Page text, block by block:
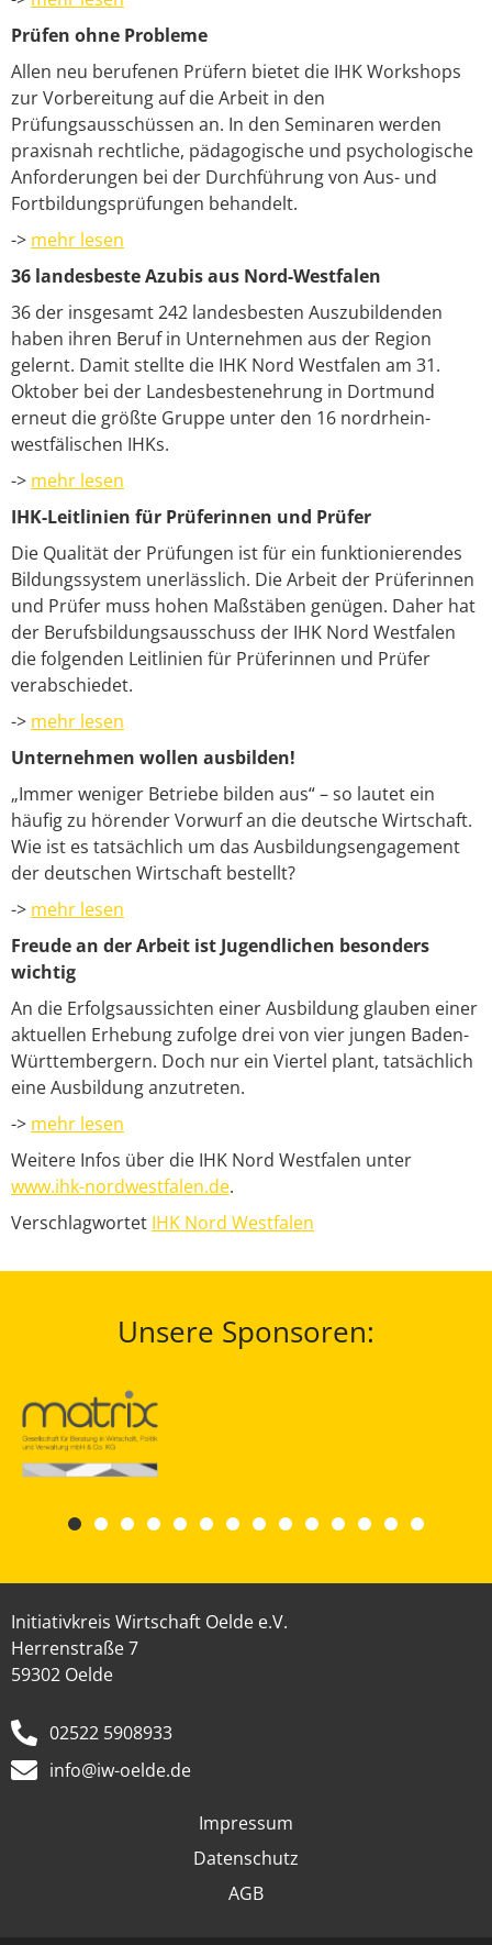
Prüfen ohne Probleme
Allen neu berufenen Prüfern bietet die IHK Workshops
zur Vorbereitung auf die Arbeit in den
Prüfungsausschüssen an. In den Seminaren werden
praxisnah rechtliche, pädagogische und psychologische
Anforderungen bei der Durchführung von Aus- und
Fortbildungsprüfungen behandelt.
-> mehr lesen
36 landesbeste Azubis aus Nord-Westfalen
36 der insgesamt 242 landesbesten Auszubildenden
haben ihren Beruf in Unternehmen aus der Region
gelernt. Damit stellte die IHK Nord Westfalen am 31.
Oktober bei der Landesbestenehrung in Dortmund
erneut die größte Gruppe unter den 16 nordrhein-
westfälischen IHKs.
-> mehr lesen
IHK-Leitlinien für Prüferinnen und Prüfer
Die Qualität der Prüfungen ist für ein funktionierendes
Bildungssystem unerlässlich. Die Arbeit der Prüferinnen
und Prüfer muss hohen Maßstäben genügen. Daher hat
der Berufsbildungsausschuss der IHK Nord Westfalen
die folgenden Leitlinien für Prüferinnen und Prüfer
verabschiedet.
-> mehr lesen
Unternehmen wollen ausbilden!
„Immer weniger Betriebe bilden aus“ – so lautet ein
häufig zu hörender Vorwurf an die deutsche Wirtschaft.
Wie ist es tatsächlich um das Ausbildungsengagement
der deutschen Wirtschaft bestellt?
-> mehr lesen
Freude an der Arbeit ist Jugendlichen besonders
wichtig
An die Erfolgsaussichten einer Ausbildung glauben einer
aktuellen Erhebung zufolge drei von vier jungen Baden-
Württembergern. Doch nur ein Viertel plant, tatsächlich
eine Ausbildung anzutreten.
-> mehr lesen
Weitere Infos über die IHK Nord Westfalen unter
www.ihk-nordwestfalen.de.
Verschlagwortet IHK Nord Westfalen
Unsere Sponsoren:
Initiativkreis Wirtschaft Oelde e.V.
Herrenstraße 7
59302 Oelde
02522 5908933
info@iw-oelde.de
Impressum
Datenschutz
AGB